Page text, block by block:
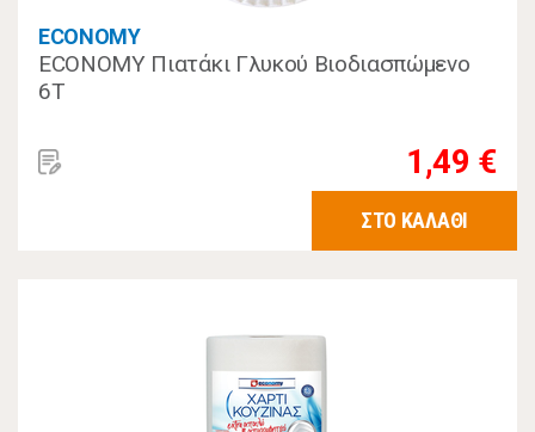
ECONOMY
ECONOMY Πιατάκι Γλυκού Βιοδιασπώμενο
6Τ
1,49 €
ΣΤΟ ΚΑΛΑΘΙ